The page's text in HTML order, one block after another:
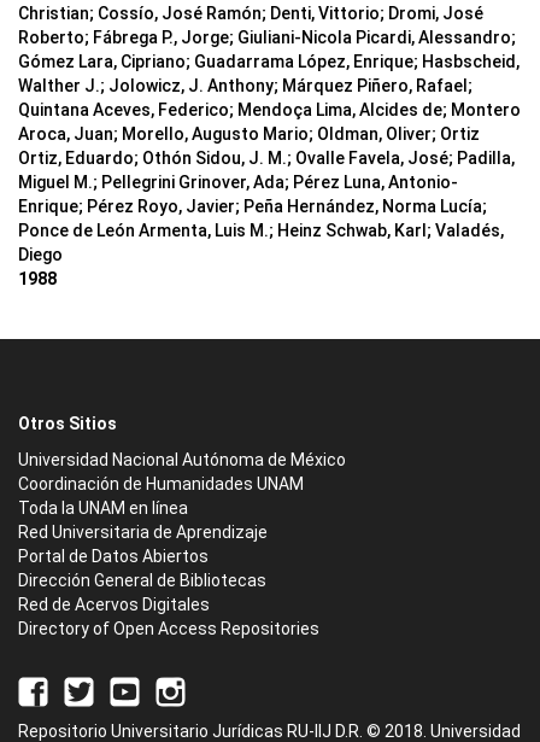
Christian; Cossío, José Ramón; Denti, Vittorio; Dromi, José
Roberto; Fábrega P., Jorge; Giuliani-Nicola Picardi, Alessandro;
Gómez Lara, Cipriano; Guadarrama López, Enrique; Hasbscheid,
Walther J.; Jolowicz, J. Anthony; Márquez Piñero, Rafael;
Quintana Aceves, Federico; Mendoça Lima, Alcides de; Montero
Aroca, Juan; Morello, Augusto Mario; Oldman, Oliver; Ortiz
Ortiz, Eduardo; Othón Sidou, J. M.; Ovalle Favela, José; Padilla,
Miguel M.; Pellegrini Grinover, Ada; Pérez Luna, Antonio-
Enrique; Pérez Royo, Javier; Peña Hernández, Norma Lucía;
Ponce de León Armenta, Luis M.; Heinz Schwab, Karl; Valadés,
Diego
1988
Otros Sitios
Universidad Nacional Autónoma de México
Coordinación de Humanidades UNAM
Toda la UNAM en línea
Red Universitaria de Aprendizaje
Portal de Datos Abiertos
Dirección General de Bibliotecas
Red de Acervos Digitales
Directory of Open Access Repositories
Repositorio Universitario Jurídicas RU-IIJ D.R. © 2018. Universidad